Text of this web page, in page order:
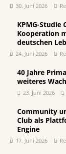
30. Juni 2026
KPMG-Studie
Kooperation
deutschen
24. Juni 2026
40 Jahre
weiteres
23. Juni 2026
Community
Club als
Engine
17. Juni 2026